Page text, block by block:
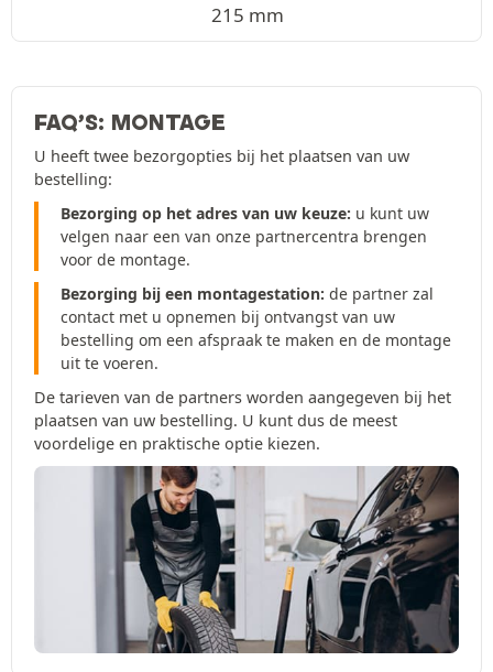
215 mm
FAQ’S: MONTAGE
U heeft twee bezorgopties bij het plaatsen van uw
bestelling:
Bezorging op het adres van uw keuze: u kunt uw
velgen naar een van onze partnercentra brengen
voor de montage.
Bezorging bij een montagestation: de partner zal
contact met u opnemen bij ontvangst van uw
bestelling om een afspraak te maken en de montage
uit te voeren.
De tarieven van de partners worden aangegeven bij het
plaatsen van uw bestelling. U kunt dus de meest
voordelige en praktische optie kiezen.